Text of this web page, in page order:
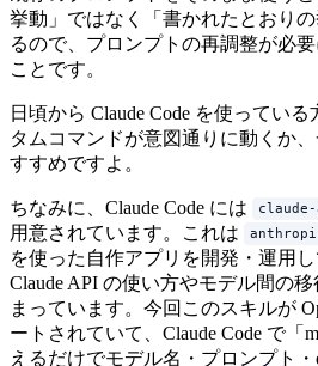
挙動」ではなく「書かれたとおり
るので、プロンプトの再調整が必
ことです。
日頃から Claude Code を使ってい
タムコマンドが意図通りに動くか
すすめですよ。
ちなみに、Claude Code には
用意されています。これは
を使った自作アプリを開発・運用
Claude API の使い方やモデル間の
まっています。今回このスキルが
ートされていて、Claude Code で「
えるだけでモデル名・プロンプト